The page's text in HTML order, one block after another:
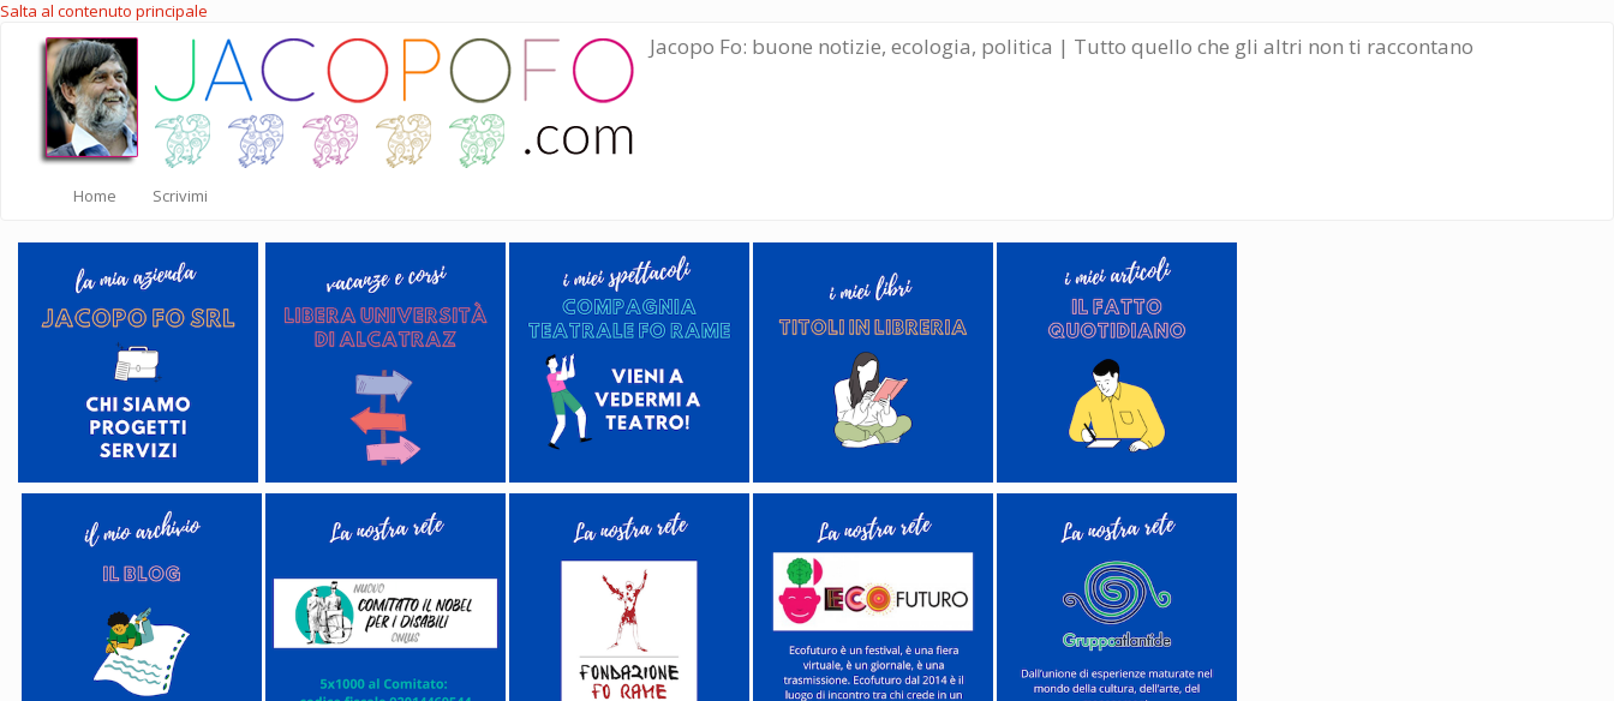
Salta al contenuto principale
Jacopo Fo: buone notizie, ecologia, politica | Tutto quello che gli altri non ti raccontano
Home Scrivimi